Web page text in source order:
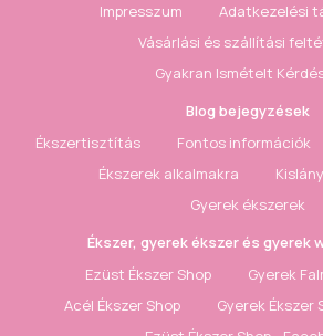
Impresszum
Adatkezelési
Vásárlási és szállítási
Gyakran Ismételt
Blog bejegyzések
Ékszertisztítás
Fontos információk
Ékszerek alkalmakra
Gyerek ékszerek
Ékszer, gyerek ékszer és gyerek
Ezüst Ékszer Shop
Gyerek
Acél Ékszer Shop
Gyerek Ékszer